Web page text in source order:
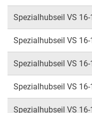
Spezialhubseil VS
Spezialhubseil VS
Spezialhubseil VS
Spezialhubseil VS
Spezialhubseil VS